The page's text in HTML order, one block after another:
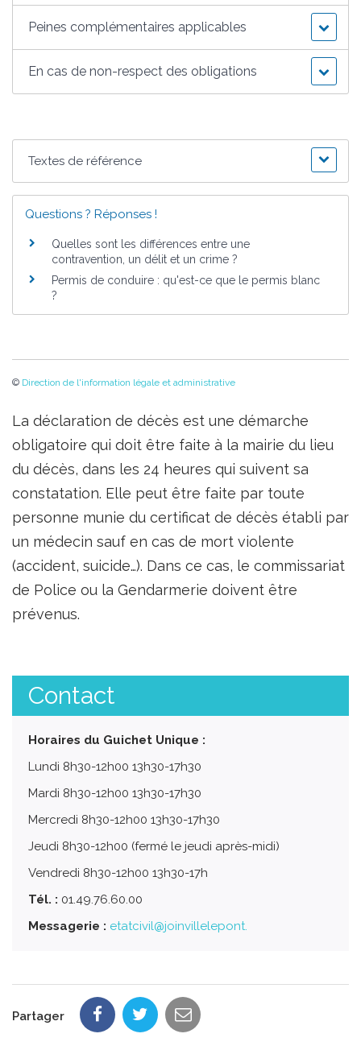
Peines complémentaires applicables
En cas de non-respect des obligations
Textes de référence
Questions ? Réponses !
Quelles sont les différences entre une
contravention, un délit et un crime ?
Permis de conduire : qu'est-ce que le permis blanc
?
© Direction de l'information légale et administrative
La déclaration de décès est une démarche
obligatoire qui doit être faite à la mairie du lieu
du décès, dans les 24 heures qui suivent sa
constatation. Elle peut être faite par toute
personne munie du certificat de décès établi par
un médecin sauf en cas de mort violente
(accident, suicide…). Dans ce cas, le commissariat
de Police ou la Gendarmerie doivent être
prévenus.
Contact
Horaires du Guichet Unique :
Lundi 8h30-12h00 13h30-17h30
Mardi 8h30-12h00 13h30-17h30
Mercredi 8h30-12h00 13h30-17h30
Jeudi 8h30-12h00 (fermé le jeudi après-midi)
Vendredi 8h30-12h00 13h30-17h
Tél. : 01.49.76.60.00
Messagerie : etatcivil@joinvillelepont.
Partager